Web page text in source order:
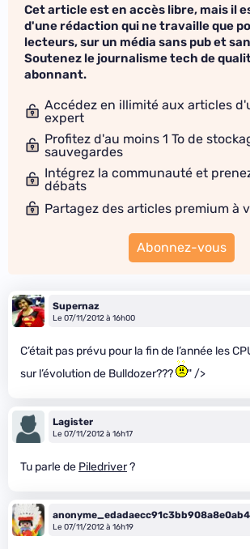
Cet article est en accès libre, mais il
d'une rédaction qui ne travaille que
lecteurs, sur un média sans pub et
Soutenez le journalisme tech de
abonnant.
Accédez en illimité aux articles
expert
Profitez d'au moins 1 To de
sauvegardes
Intégrez la communauté et
débats
Partagez des articles premium à
Abonnez-vous
Supernaz
Le 07/11/2012 à 16h00
C’était pas prévu pour la fin de l’année les
sur l’évolution de Bulldozer???
" />
Lagister
Le 07/11/2012 à 16h17
Tu parle de Piledriver?
Le 07/11/2012 à 16h19